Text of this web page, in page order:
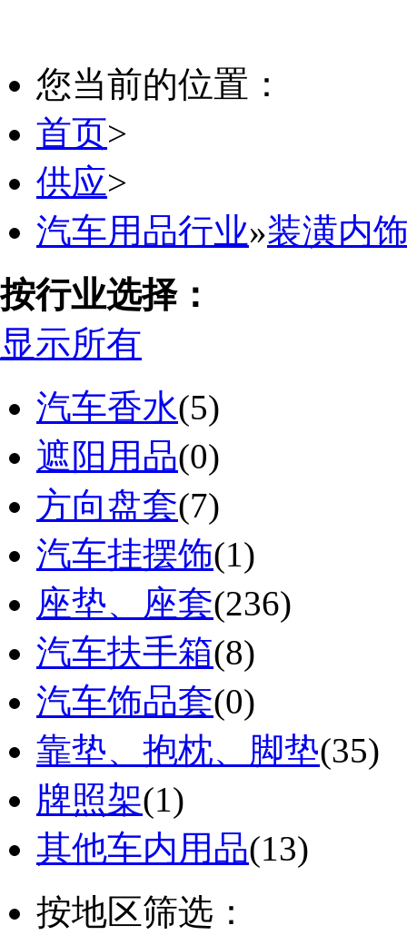
您当前的位置：
首页>
供应>
汽车用品行业»装潢内
按行业选择：
显示所有
汽车香水(5)
遮阳用品(0)
方向盘套(7)
汽车挂摆饰(1)
座垫、座套(236)
汽车扶手箱(8)
汽车饰品套(0)
靠垫、抱枕、脚垫(35)
牌照架(1)
其他车内用品(13)
按地区筛选：